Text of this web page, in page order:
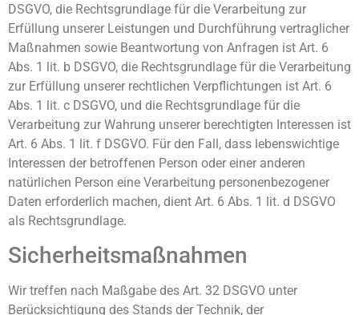
DSGVO, die Rechtsgrundlage für die Verarbeitung zur
Erfüllung unserer Leistungen und Durchführung vertraglicher
Maßnahmen sowie Beantwortung von Anfragen ist Art. 6
Abs. 1 lit. b DSGVO, die Rechtsgrundlage für die Verarbeitung
zur Erfüllung unserer rechtlichen Verpflichtungen ist Art. 6
Abs. 1 lit. c DSGVO, und die Rechtsgrundlage für die
Verarbeitung zur Wahrung unserer berechtigten Interessen ist
Art. 6 Abs. 1 lit. f DSGVO. Für den Fall, dass lebenswichtige
Interessen der betroffenen Person oder einer anderen
natürlichen Person eine Verarbeitung personenbezogener
Daten erforderlich machen, dient Art. 6 Abs. 1 lit. d DSGVO
als Rechtsgrundlage.
Sicherheitsmaßnahmen
Wir treffen nach Maßgabe des Art. 32 DSGVO unter
Berücksichtigung des Stands der Technik, der